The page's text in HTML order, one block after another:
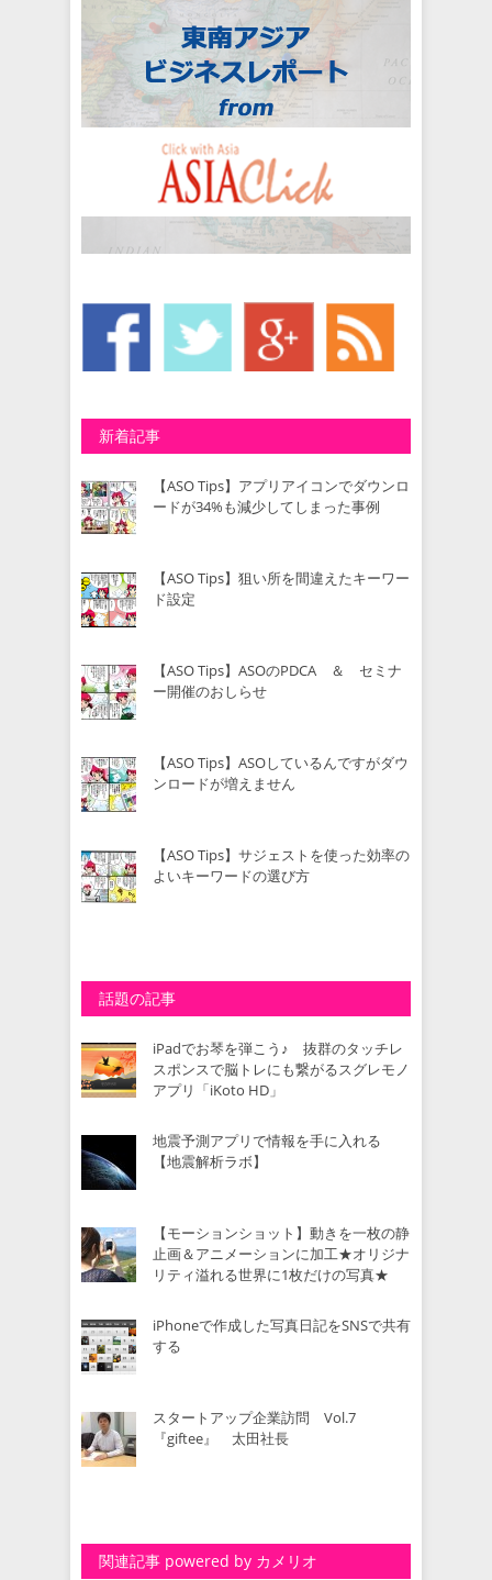
新着記事
【ASO Tips】アプリアイコンでダウンロ
ードが34%も減少してしまった事例
【ASO Tips】狙い所を間違えたキーワー
ド設定
【ASO Tips】ASOのPDCA ＆ セミナ
ー開催のおしらせ
【ASO Tips】ASOしているんですがダウ
ンロードが増えません
【ASO Tips】サジェストを使った効率の
よいキーワードの選び方
話題の記事
iPadでお琴を弾こう♪ 抜群のタッチレ
スポンスで脳トレにも繋がるスグレモノ
アプリ「iKoto HD」
地震予測アプリで情報を手に入れる
【地震解析ラボ】
【モーションショット】動きを一枚の静
止画＆アニメーションに加工★オリジナ
リティ溢れる世界に1枚だけの写真★
iPhoneで作成した写真日記をSNSで共有
する
スタートアップ企業訪問 Vol.7
『giftee』 太田社長
関連記事 powered by カメリオ